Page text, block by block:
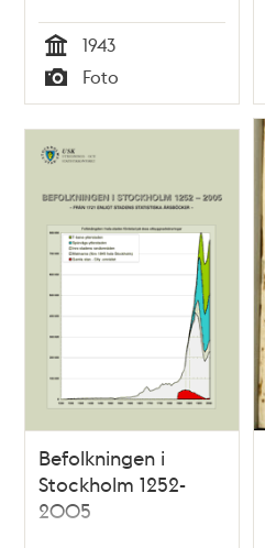
Tid
1943
Typ
Foto
Befolkningen i
Stockholm 1252-
2005